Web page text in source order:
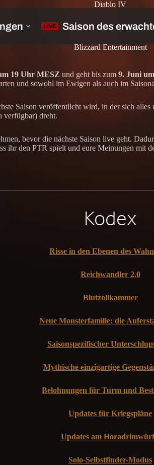
Diablo IV
Blizzard Entertainment
19 Uhr MESZ und geht bis zum 9. Juni
und sowohl im Ewigen als auch im
Saison veröffentlicht wird, in der sich
verfügbar) dreht.
bevor die nächste Saison live geht.
ihr den PTR spielt und eure Meinungen mit
Kodex
Risse in den Ebenen des
Reichwandler 2.0
Blutzollkammer
Neue Monsterfamilie: die
Saisonspezifischer
Mythische einzigartige
Belohnungen für Turm und
Updates für Kriegspläne
Updates am
Solo-Selbstfinder-Modus